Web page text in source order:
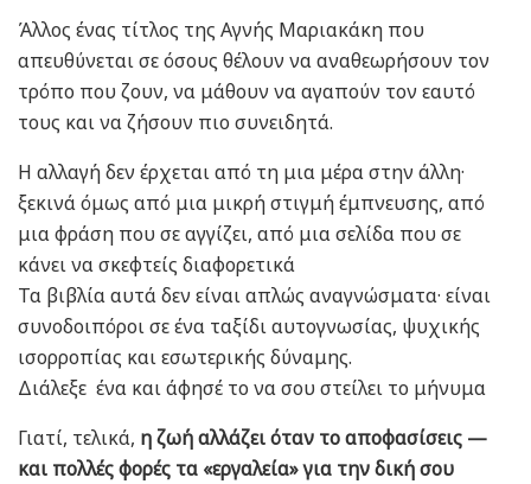
Άλλος ένας τίτλος της Αγνής Μαριακάκη που
απευθύνεται σε όσους θέλουν να αναθεωρήσουν τον
τρόπο που ζουν, να μάθουν να αγαπούν τον εαυτό
τους και να ζήσουν πιο συνειδητά.
Η αλλαγή δεν έρχεται από τη μια μέρα στην άλλη·
ξεκινά όμως από μια μικρή στιγμή έμπνευσης, από
μια φράση που σε αγγίζει, από μια σελίδα που σε
κάνει να σκεφτείς διαφορετικά
Τα βιβλία αυτά δεν είναι απλώς αναγνώσματα· είναι
συνοδοιπόροι σε ένα ταξίδι αυτογνωσίας, ψυχικής
ισορροπίας και εσωτερικής δύναμης.
Διάλεξε ένα και άφησέ το να σου στείλει το μήνυμα
Γιατί, τελικά, η ζωή αλλάζει όταν το αποφασίσεις —
και πολλές φορές τα «εργαλεία» για την δική σου